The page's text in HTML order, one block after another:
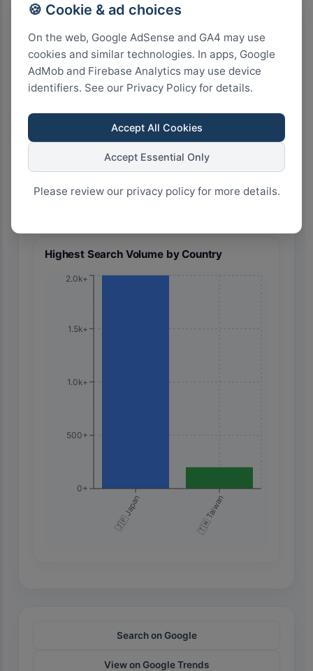
🍪 Cookie & ad choices
On the web, Google AdSense and GA4 may use
cookies and similar technologies. In apps, Google
AdMob and Firebase Analytics may use device
identifiers. See our Privacy Policy for details.
Accept All Cookies
Accept Essential Only
Please review our privacy policy for more details.
0
9
18
27
36
🇹🇼 Taiwan
🇯🇵 Japan
Highest Search Volume by Country
🇯🇵 Japan 🇹🇼 Taiwan
0+
500+
1.0k+
1.5k+
2.0k+
Search on Google
View on Google Trends